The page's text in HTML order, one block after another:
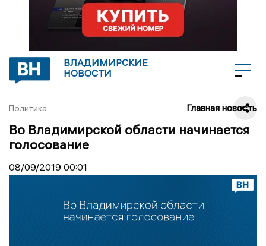
ВЛАДИМИРСКИЕ
НОВОСТИ
Политика Главная новость
Во Владимирской области начинается
голосование
08/09/2019 00:01